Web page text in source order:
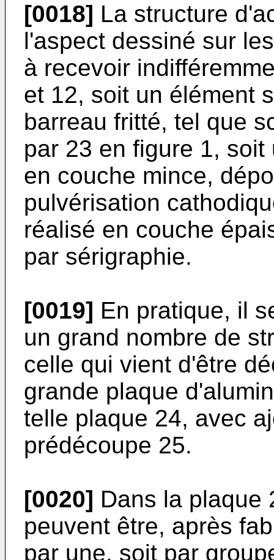
[0018] La structure
l'aspect dessiné sur
à recevoir
et 12, soit un élément
barreau fritté, tel que
par 23 en figure 1,
en couche mince,
pulvérisation
réalisé en couche
par sérigraphie.
[0019] En pratique, il
un grand nombre de
celle qui vient d'être
grande plaque
telle plaque 24, avec
prédécoupe 25.
[0020] Dans la plaque
peuvent être, après
par une, soit par